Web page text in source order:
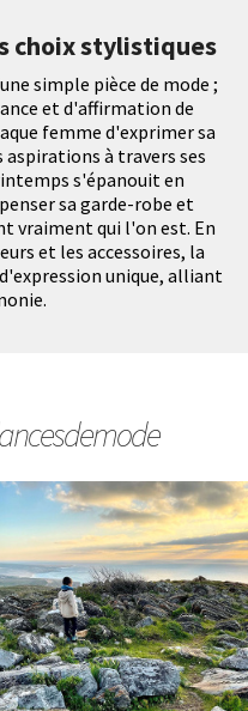
choix stylistiques
simple pièce de mode ;
et d'affirmation de
femme d'exprimer sa
à travers ses
s'épanouit en
sa garde-robe et
vraiment qui l'on est. En
et les accessoires, la
unique, alliant